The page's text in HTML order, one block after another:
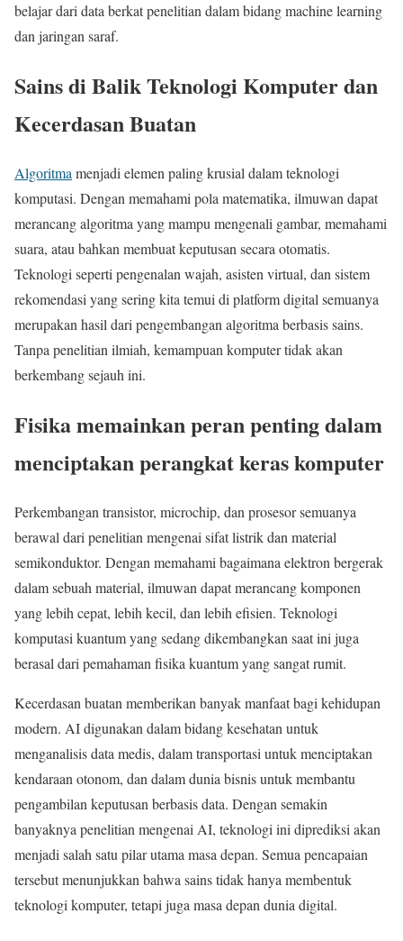
belajar dari data berkat penelitian dalam bidang machine learning
dan jaringan saraf.
Sains di Balik Teknologi Komputer dan
Kecerdasan Buatan
Algoritma menjadi elemen paling krusial dalam teknologi
komputasi. Dengan memahami pola matematika, ilmuwan dapat
merancang algoritma yang mampu mengenali gambar, memahami
suara, atau bahkan membuat keputusan secara otomatis.
Teknologi seperti pengenalan wajah, asisten virtual, dan sistem
rekomendasi yang sering kita temui di platform digital semuanya
merupakan hasil dari pengembangan algoritma berbasis sains.
Tanpa penelitian ilmiah, kemampuan komputer tidak akan
berkembang sejauh ini.
Fisika memainkan peran penting dalam
menciptakan perangkat keras komputer
Perkembangan transistor, microchip, dan prosesor semuanya
berawal dari penelitian mengenai sifat listrik dan material
semikonduktor. Dengan memahami bagaimana elektron bergerak
dalam sebuah material, ilmuwan dapat merancang komponen
yang lebih cepat, lebih kecil, dan lebih efisien. Teknologi
komputasi kuantum yang sedang dikembangkan saat ini juga
berasal dari pemahaman fisika kuantum yang sangat rumit.
Kecerdasan buatan memberikan banyak manfaat bagi kehidupan
modern. AI digunakan dalam bidang kesehatan untuk
menganalisis data medis, dalam transportasi untuk menciptakan
kendaraan otonom, dan dalam dunia bisnis untuk membantu
pengambilan keputusan berbasis data. Dengan semakin
banyaknya penelitian mengenai AI, teknologi ini diprediksi akan
menjadi salah satu pilar utama masa depan. Semua pencapaian
tersebut menunjukkan bahwa sains tidak hanya membentuk
teknologi komputer, tetapi juga masa depan dunia digital.